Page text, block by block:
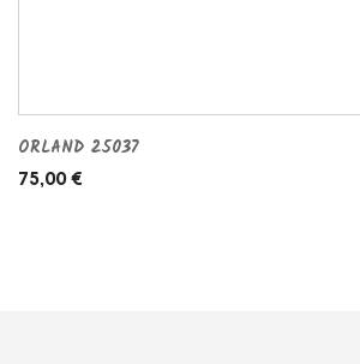
ORLAND 25037
75,00 €